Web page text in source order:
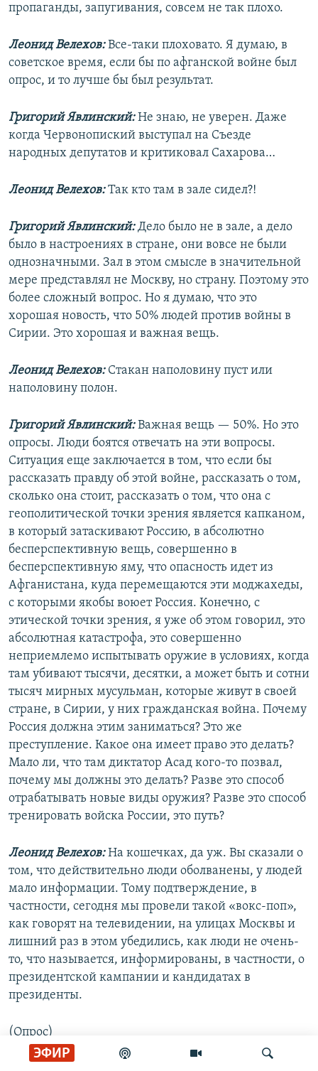
ЭФИР
пропаганды, запугивания, совсем не так плохо.
Леонид Велехов:Все-таки плоховато. Я думаю, в
советское время, если бы по афганской войне был
опрос, и то лучше бы был результат.
Григорий Явлинский:Не знаю, не уверен. Даже
когда Червонопиский выступал на Съезде
народных депутатов и критиковал Сахарова…
Леонид Велехов:Так кто там в зале сидел?!
Григорий Явлинский:Дело было не в зале, а дело
было в настроениях в стране, они вовсе не были
однозначными. Зал в этом смысле в значительной
мере представлял не Москву, но страну. Поэтому это
более сложный вопрос. Но я думаю, что это
хорошая новость, что 50% людей против войны в
Сирии. Это хорошая и важная вещь.
Леонид Велехов:Стакан наполовину пуст или
наполовину полон.
Григорий Явлинский:Важная вещь — 50%. Но это
опросы. Люди боятся отвечать на эти вопросы.
Ситуация еще заключается в том, что если бы
рассказать правду об этой войне, рассказать о том,
сколько она стоит, рассказать о том, что она с
геополитической точки зрения является капканом,
в который затаскивают Россию, в абсолютно
бесперспективную вещь, совершенно в
бесперспективную яму, что опасность идет из
Афганистана, куда перемещаются эти моджахеды,
с которыми якобы воюет Россия. Конечно, с
этической точки зрения, я уже об этом говорил, это
абсолютная катастрофа, это совершенно
неприемлемо испытывать оружие в условиях, когда
там убивают тысячи, десятки, а может быть и сотни
тысяч мирных мусульман, которые живут в своей
стране, в Сирии, у них гражданская война. Почему
Россия должна этим заниматься? Это же
преступление. Какое она имеет право это делать?
Мало ли, что там диктатор Асад кого-то позвал,
почему мы должны это делать? Разве это способ
отрабатывать новые виды оружия? Разве это способ
тренировать войска России, это путь?
Леонид Велехов:На кошечках, да уж. Вы сказали о
том, что действительно люди оболванены, у людей
мало информации. Тому подтверждение, в
частности, сегодня мы провели такой «вокс-поп»,
как говорят на телевидении, на улицах Москвы и
лишний раз в этом убедились, как люди не очень-
то, что называется, информированы, в частности, о
президентской кампании и кандидатах в
президенты.
(Опрос)